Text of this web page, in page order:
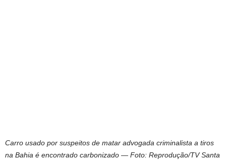
Carro usado por suspeitos de matar advogada criminalista a tiros
na Bahia é encontrado carbonizado — Foto: Reprodução/TV Santa